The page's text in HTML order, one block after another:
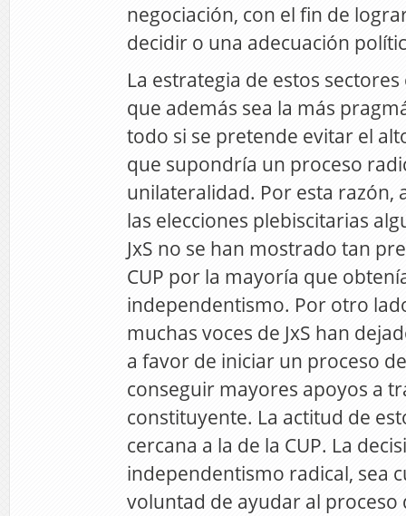
negociación, con el fin de
decidir o una adecuación
La estrategia de estos
que además sea la más
todo si se pretende evitar el
que supondría un proceso
unilateralidad. Por esta razón,
las elecciones plebiscitarias
JxS no se han mostrado tan
CUP por la mayoría que
independentismo. Por otro
muchas voces de JxS han
a favor de iniciar un proceso
conseguir mayores apoyos a
constituyente. La actitud de
cercana a la de la CUP. La
independentismo radical, sea
voluntad de ayudar al proceso